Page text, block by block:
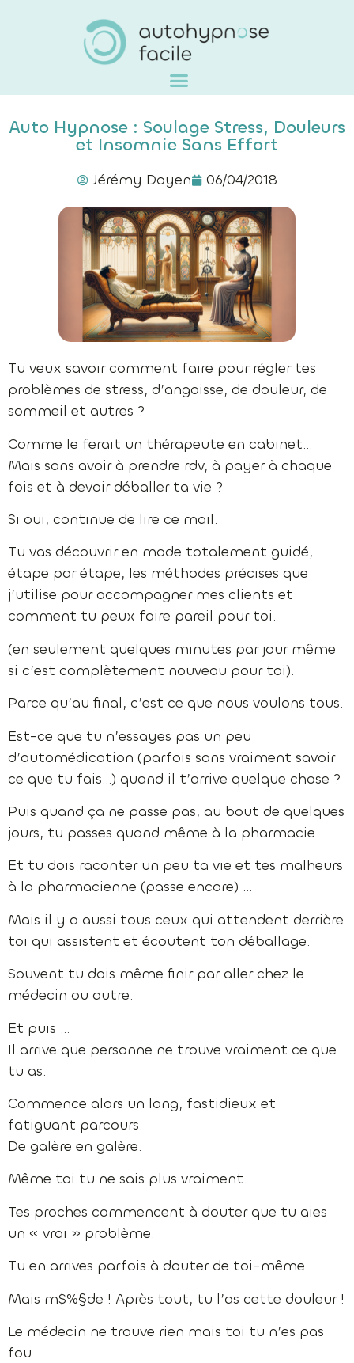
Auto Hypnose : Soulage Stress, Douleurs
et Insomnie Sans Effort
Jérémy Doyen 06/04/2018
Tu veux savoir comment faire pour régler tes
problèmes de stress, d’angoisse, de douleur, de
sommeil et autres ?
Comme le ferait un thérapeute en cabinet…
Mais sans avoir à prendre rdv, à payer à chaque
fois et à devoir déballer ta vie ?
Si oui, continue de lire ce mail.
Tu vas découvrir en mode totalement guidé,
étape par étape, les méthodes précises que
j’utilise pour accompagner mes clients et
comment tu peux faire pareil pour toi.
(en seulement quelques minutes par jour même
si c’est complètement nouveau pour toi).
Parce qu’au final, c’est ce que nous voulons tous.
Est-ce que tu n’essayes pas un peu
d’automédication (parfois sans vraiment savoir
ce que tu fais…) quand il t’arrive quelque chose ?
Puis quand ça ne passe pas, au bout de quelques
jours, tu passes quand même à la pharmacie.
Et tu dois raconter un peu ta vie et tes malheurs
à la pharmacienne (passe encore) …
Mais il y a aussi tous ceux qui attendent derrière
toi qui assistent et écoutent ton déballage.
Souvent tu dois même finir par aller chez le
médecin ou autre.
Et puis …
Il arrive que personne ne trouve vraiment ce que
tu as.
Commence alors un long, fastidieux et
fatiguant parcours.
De galère en galère.
Même toi tu ne sais plus vraiment.
Tes proches commencent à douter que tu aies
un « vrai » problème.
Tu en arrives parfois à douter de toi-même.
Mais m$%§de ! Après tout, tu l’as cette douleur !
Le médecin ne trouve rien mais toi tu n’es pas
fou.